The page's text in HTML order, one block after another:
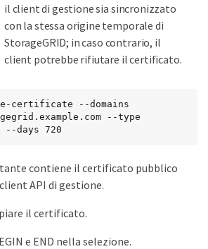
il client di gestione sia sincronizzato
con la stessa origine temporale di
StorageGRID; in caso contrario, il
client potrebbe rifiutare il certificato.
certificate --domains
--type
--days 720
contiene il certificato pubblico
API di gestione.
il certificato.
e END nella selezione.